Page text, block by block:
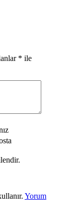
* ile
Yorum